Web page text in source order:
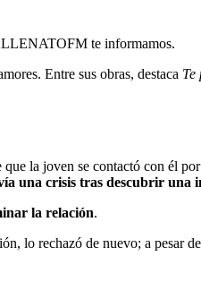
te informamos.
Entre sus obras, destaca Te
la joven se contactó con él
una crisis tras descubrir una
la relación.
lo rechazó de nuevo; a pesar